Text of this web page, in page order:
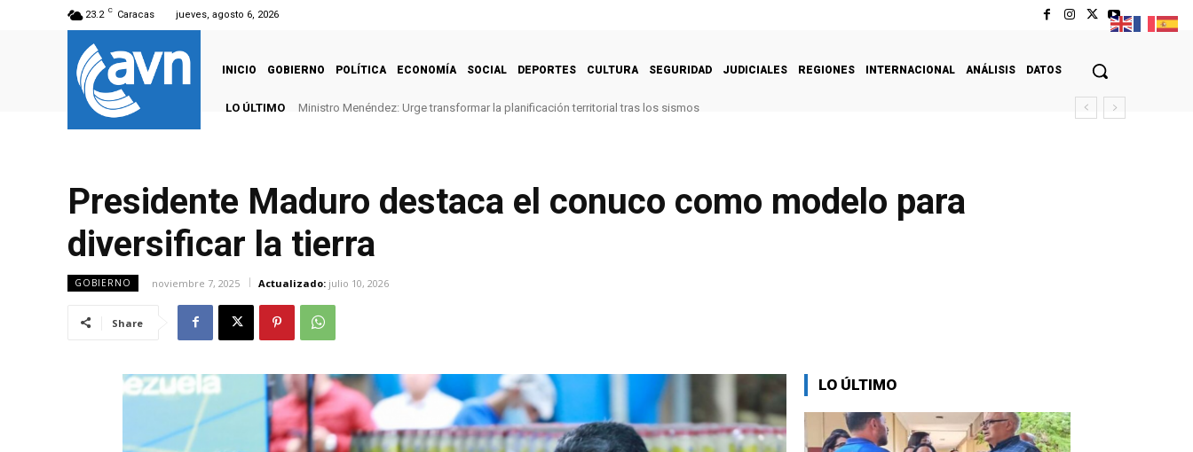
23.2 C Caracas jueves, agosto 6, 2026
INICIO GOBIERNO POLÍTICA ECONOMÍA SOCIAL DEPORTES CULTURA SEGURIDAD JUDICIALES REGIONES INTERNACIONAL ANÁLISIS DATOS
LO ÚLTIMO Ministro Menéndez: Urge transformar la planificación territorial tras los sismos
Presidente Maduro destaca el conuco como modelo para
diversificar la tierra
GOBIERNO noviembre 7, 2025 Actualizado: julio 10, 2026
Share
LO ÚLTIMO